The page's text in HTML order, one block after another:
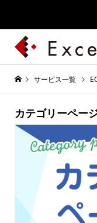
サービス一覧
カテゴリーペー